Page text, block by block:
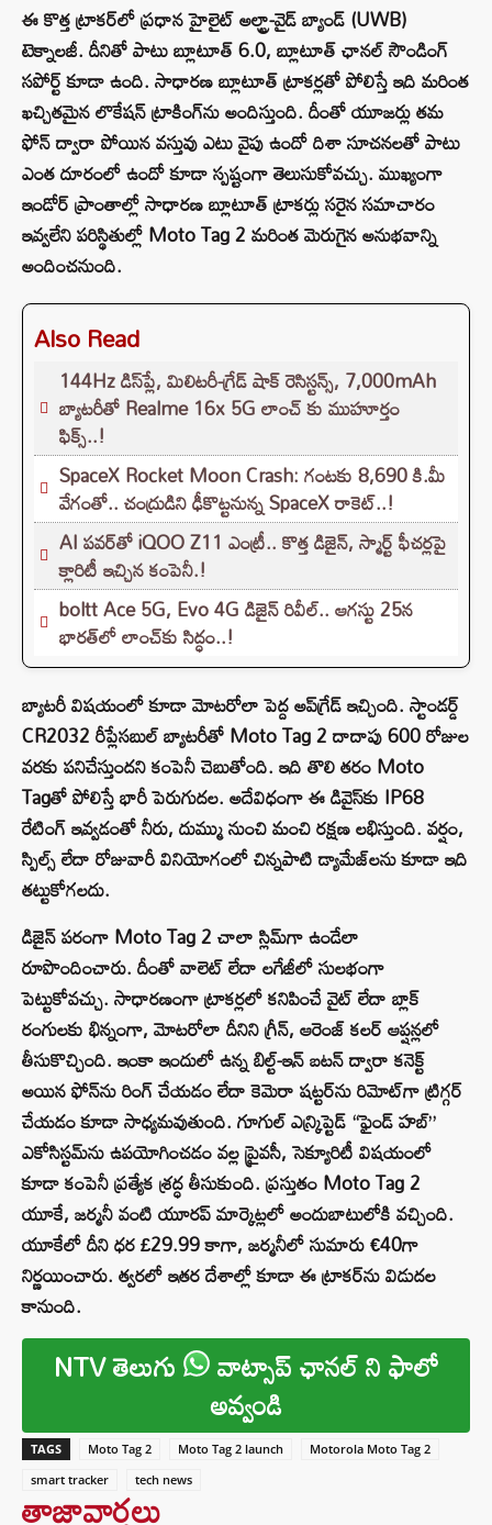
ఈ కొత్త ట్రాకర్‌లో ప్రధాన హైలైట్ అల్ట్రా-వైడ్ బ్యాండ్ (UWB)
టెక్నాలజీ. దీనితో పాటు బ్లూటూత్ 6.0, బ్లూటూత్ ఛానల్ సౌండింగ్
సపోర్ట్ కూడా ఉంది. సాధారణ బ్లూటూత్ ట్రాకర్లతో పోలిస్తే ఇది మరింత
ఖచ్చితమైన లొకేషన్ ట్రాకింగ్‌ను అందిస్తుంది. దీంతో యూజర్లు తమ
ఫోన్ ద్వారా పోయిన వస్తువు ఎటు వైపు ఉందో దిశా సూచనలతో పాటు
ఎంత దూరంలో ఉందో కూడా స్పష్టంగా తెలుసుకోవచ్చు. ముఖ్యంగా
ఇండోర్ ప్రాంతాల్లో సాధారణ బ్లూటూత్ ట్రాకర్లు సరైన సమాచారం
ఇవ్వలేని పరిస్థితుల్లో Moto Tag 2 మరింత మెరుగైన అనుభవాన్ని
అందించనుంది.
Also Read
144Hz డిస్‌ప్లే, మిలిటరీ-గ్రేడ్ షాక్ రెసిస్టన్స్, 7,000mAh
బ్యాటరీతో Realme 16x 5G లాంచ్ కు ముహూర్తం
ఫిక్స్..!
SpaceX Rocket Moon Crash: గంటకు 8,690 కి.మీ
వేగంతో.. చంద్రుడిని ఢీకొట్టనున్న SpaceX రాకెట్‌..!
AI పవర్‌తో iQOO Z11 ఎంట్రీ.. కొత్త డిజైన్, స్మార్ట్ ఫీచర్లపై
క్లారిటీ ఇచ్చిన కంపెనీ.!
boltt Ace 5G, Evo 4G డిజైన్ రివీల్.. ఆగస్టు 25న
భారత్‌లో లాంచ్‌కు సిద్ధం..!
బ్యాటరీ విషయంలో కూడా మోటరోలా పెద్ద అప్‌గ్రేడ్ ఇచ్చింది. స్టాండర్డ్
CR2032 రీప్లేసబుల్ బ్యాటరీతో Moto Tag 2 దాదాపు 600 రోజుల
వరకు పనిచేస్తుందని కంపెనీ చెబుతోంది. ఇది తొలి తరం Moto
Tag‌తో పోలిస్తే భారీ పెరుగుదల. అదేవిధంగా ఈ డివైస్‌కు IP68
రేటింగ్ ఇవ్వడంతో నీరు, దుమ్ము నుంచి మంచి రక్షణ లభిస్తుంది. వర్షం,
స్పిల్స్ లేదా రోజువారీ వినియోగంలో చిన్నపాటి డ్యామేజ్‌లను కూడా ఇది
తట్టుకోగలదు.
డిజైన్ పరంగా Moto Tag 2 చాలా స్లిమ్‌గా ఉండేలా
రూపొందించారు. దీంతో వాలెట్ లేదా లగేజీలో సులభంగా
పెట్టుకోవచ్చు. సాధారణంగా ట్రాకర్లలో కనిపించే వైట్ లేదా బ్లాక్
రంగులకు భిన్నంగా, మోటరోలా దీనిని గ్రీన్, ఆరెంజ్ కలర్ ఆప్షన్లలో
తీసుకొచ్చింది. ఇంకా ఇందులో ఉన్న బిల్ట్-ఇన్ బటన్ ద్వారా కనెక్ట్
అయిన ఫోన్‌ను రింగ్ చేయడం లేదా కెమెరా షట్టర్‌ను రిమోట్‌గా ట్రిగ్గర్
చేయడం కూడా సాధ్యమవుతుంది. గూగుల్ ఎన్క్రిప్టెడ్ “ఫైండ్ హబ్”
ఎకోసిస్టమ్‌ను ఉపయోగించడం వల్ల ప్రైవసీ, సెక్యూరిటీ విషయంలో
కూడా కంపెనీ ప్రత్యేక శ్రద్ధ తీసుకుంది. ప్రస్తుతం Moto Tag 2
యూకే, జర్మనీ వంటి యూరప్ మార్కెట్లలో అందుబాటులోకి వచ్చింది.
యూకేలో దీని ధర £29.99 కాగా, జర్మనీలో సుమారు €40గా
నిర్ణయించారు. త్వరలో ఇతర దేశాల్లో కూడా ఈ ట్రాకర్‌ను విడుదల
కానుంది.
NTV తెలుగు వాట్సాప్ ఛానల్ ని ఫాలో
అవ్వండి
TAGS Moto Tag 2 Moto Tag 2 launch
Motorola Moto Tag 2
smart tracker
tech news
తాజావార్తలు